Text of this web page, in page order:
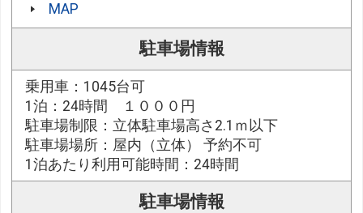
MAP
駐車場情報
乗用車：1045台可
1泊：24時間 １０００円
駐車場制限：立体駐車場高さ2.1ｍ以下
駐車場場所：屋内（立体） 予約不可
1泊あたり利用可能時間：24時間
駐車場情報